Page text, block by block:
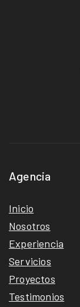
Agencia
Inicio
Nosotros
Experiencia
Servicios
Proyectos
Testimonios